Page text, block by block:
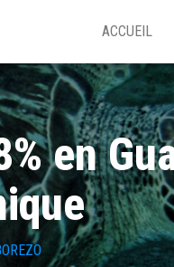
ACCUEIL
en